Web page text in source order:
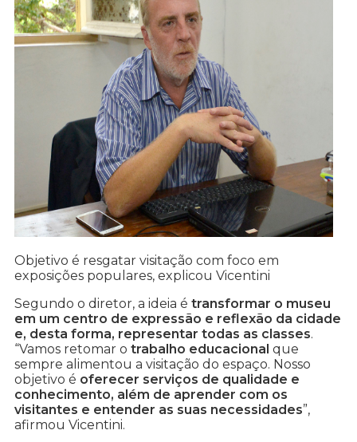
Objetivo é resgatar visitação com foco em
exposições populares, explicou Vicentini
Segundo o diretor, a ideia é transformar o museu
em um centro de expressão e reflexão da cidade
e, desta forma, representar todas as classes.
“Vamos retomar o trabalho educacional que
sempre alimentou a visitação do espaço. Nosso
objetivo é oferecer serviços de qualidade e
conhecimento, além de aprender com os
visitantes e entender as suas necessidades”,
afirmou Vicentini.